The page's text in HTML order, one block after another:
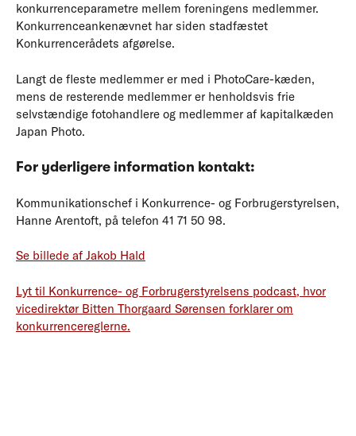
konkurrenceparametre mellem foreningens medlemmer.
Konkurrenceankenævnet har siden stadfæstet
Konkurrencerådets afgørelse.
Langt de fleste medlemmer er med i PhotoCare-kæden,
mens de resterende medlemmer er henholdsvis frie
selvstændige fotohandlere og medlemmer af kapitalkæden
Japan Photo.
For yderligere information kontakt:
Kommunikationschef i Konkurrence- og Forbrugerstyrelsen,
Hanne Arentoft, på telefon 41 71 50 98.
Se billede af Jakob Hald
Lyt til Konkurrence- og Forbrugerstyrelsens podcast, hvor
vicedirektør Bitten Thorgaard Sørensen forklarer om
konkurrencereglerne.